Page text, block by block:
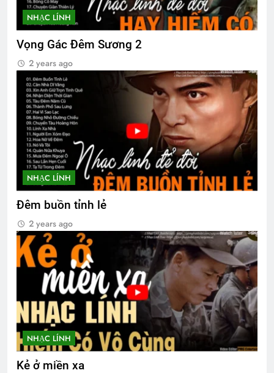
NHẠC LÍNH
Vọng Gác Đêm Sương 2
2 years ago
NHẠC LÍNH
Đêm buồn tỉnh lẻ
2 years ago
NHẠC LÍNH
Kẻ ở miền xa